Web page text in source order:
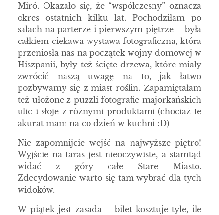
Miró. Okazało się, że “współczesny” oznacza
okres ostatnich kilku lat. Pochodziłam po
salach na parterze i pierwszym piętrze – była
całkiem ciekawa wystawa fotograficzna, która
przeniosła nas na początek wojny domowej w
Hiszpanii, były też ścięte drzewa, które miały
zwrócić naszą uwagę na to, jak łatwo
pozbywamy się z miast roślin. Zapamiętałam
też ułożone z puzzli fotografie majorkańskich
ulic i słoje z różnymi produktami (chociaż te
akurat mam na co dzień w kuchni :D)
Nie zapomnijcie wejść na najwyższe piętro!
Wyjście na taras jest nieoczywiste, a stamtąd
widać z góry całe Stare Miasto.
Zdecydowanie warto się tam wybrać dla tych
widoków.
W piątek jest zasada – bilet kosztuje tyle, ile